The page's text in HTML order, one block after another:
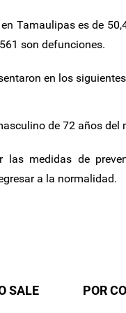
Tamaulipas es de
son defunciones.
en los
de 72 años del
las medidas de
a la normalidad.
SALE
POR